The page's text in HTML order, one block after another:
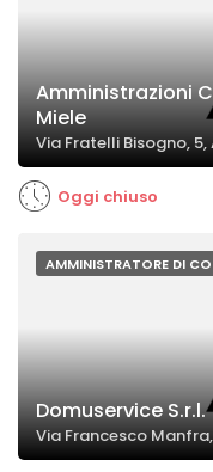
Amministrazioni
Miele
Via Fratelli Bisogno, 5,
Oggi chiuso
AMMINISTRATORE DI
Domuservice S.r.l.
Via Francesco